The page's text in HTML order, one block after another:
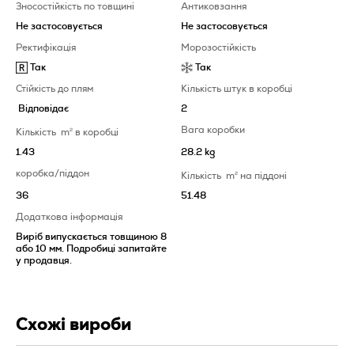
Зносостійкість по товщині
Не застосовується
Антиковзання
Не застосовується
Ректифікація
Так
Морозостійкість
Так
Стійкість до плям
Відповідає
Кількість штук в коробці
2
Кількість m2 в коробці
1.43
Вага коробки
28.2 kg
коробка/піддон
36
Кількістьm2 на піддоні
51.48
Додаткова інформація
Виріб випускається товщиною 8
або 10 мм. Подробиці запитайте
у продавця.
Схожі вироби